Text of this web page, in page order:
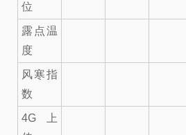
位
露点温
度
风寒指
数
4G上